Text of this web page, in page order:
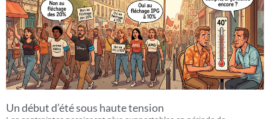
Un début d’été sous haute tension